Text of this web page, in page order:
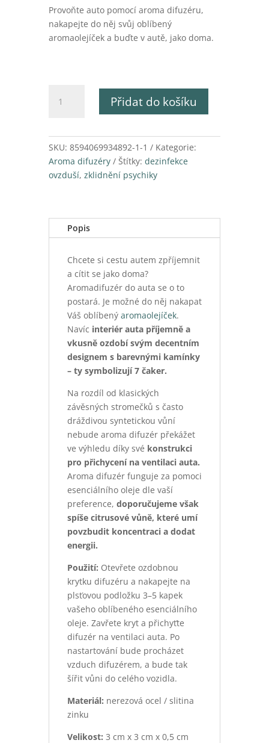
Provoňte auto pomocí aroma difuzéru,
nakapejte do něj svůj oblíbený
aromaolejíček a buďte v autě, jako doma.
Difuzér
Čakrová
ruka
množství
Přidat do košíku
SKU: 8594069934892-1-1
Kategorie:
Aroma difuzéry
Štítky: dezinfekce
ovzduší, zklidnění psychiky
Popis
Chcete si cestu autem zpříjemnit
a cítit se jako doma?
Aromadifuzér do auta se o to
postará. Je možné do něj nakapat
Váš oblíbenýaromaolejíček.
Navíc interiér auta příjemně a
vkusně ozdobí svým decentním
designem s barevnými kamínky
– ty symbolizují 7 čaker.
Na rozdíl od klasických
závěsných stromečků s často
dráždivou syntetickou vůní
nebude aroma difuzér překážet
ve výhledu díky své konstrukci
pro přichycení na ventilaci auta.
Aroma difuzér funguje za pomoci
esenciálního oleje dle vaší
preference, doporučujeme však
spíše citrusové vůně, které umí
povzbudit koncentraci a dodat
energii.
Použití: Otevřete ozdobnou
krytku difuzéru a nakapejte na
plsťovou podložku 3–5 kapek
vašeho oblíbeného esenciálního
oleje. Zavřete kryt a přichyťte
difuzér na ventilaci auta. Po
nastartování bude procházet
vzduch difuzérem, a bude tak
šířit vůni do celého vozidla.
Materiál: nerezová ocel / slitina
zinku
Velikost: 3 cm x 3 cm x 0,5 cm